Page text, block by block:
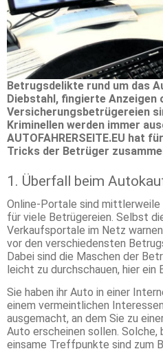
Betrugsdelikte rund um das
Diebstahl, fingierte Anzeigen
Versicherungsbetrügereien
Kriminellen werden immer
AUTOFAHRERSEITE.EU hat
Tricks der Betrüger
1. Überfall beim
Online-Portale sind
für viele Betrügereien. Selbst
Verkaufsportale im Netz
vor den verschiedensten
Dabei sind die Maschen der
leicht zu durchschauen, hier ein
Sie haben ihr Auto in einer
einem vermeintlichen
ausgemacht, an dem Sie zu
Auto erscheinen sollen.
einsame Treffpunkte sind zum